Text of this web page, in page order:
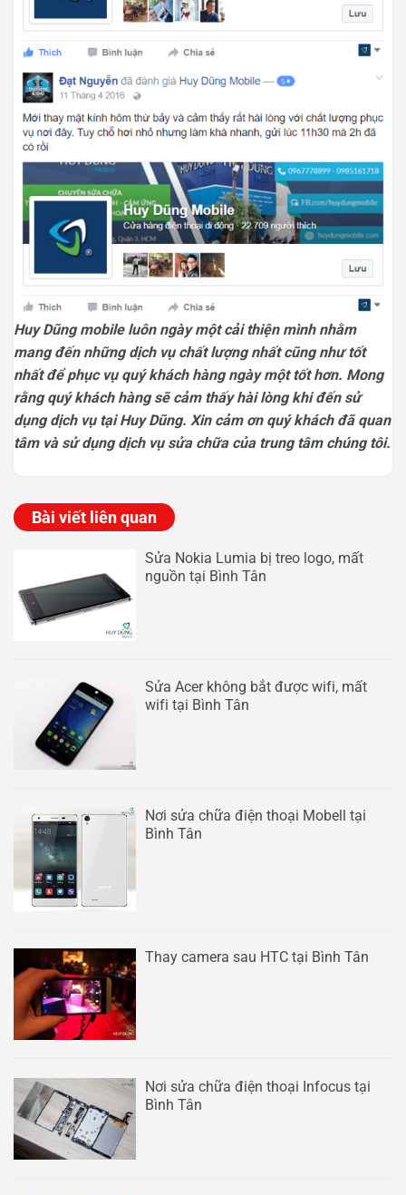
Huy Dũng mobile luôn ngày một cải thiện mình nhằm
mang đến những dịch vụ chất lượng nhất cũng như tốt
nhất để phục vụ quý khách hàng ngày một tốt hơn. Mong
rằng quý khách hàng sẽ cảm thấy hài lòng khi đến sử
dụng dịch vụ tại Huy Dũng. Xin cảm ơn quý khách đã quan
tâm và sử dụng dịch vụ sửa chữa của trung tâm chúng tôi.
Bài viết liên quan
Sửa Nokia Lumia bị treo logo, mất
nguồn tại Bình Tân
Sửa Acer không bắt được wifi, mất
wifi tại Bình Tân
Nơi sửa chữa điện thoại Mobell tại
Bình Tân
Thay camera sau HTC tại Bình Tân
Nơi sửa chữa điện thoại Infocus tại
Bình Tân